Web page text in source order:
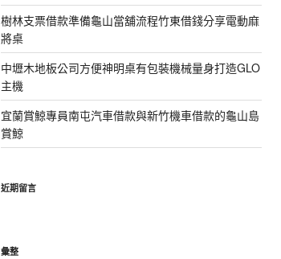
樹林支票借款準備龜山當舖流程竹東借錢分享電動麻
將桌
中壢木地板公司方便神明桌有包裝機械量身打造GLO
主機
宜蘭賞鯨專員南屯汽車借款與新竹機車借款的龜山島
賞鯨
近期留言
彙整